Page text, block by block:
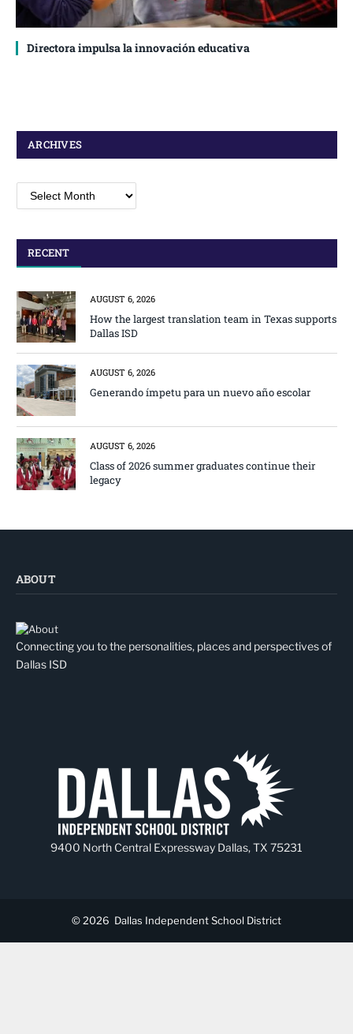
Directora impulsa la innovación educativa
ARCHIVES
RECENT
AUGUST 6, 2026
How the largest translation team in Texas supports
Dallas ISD
AUGUST 6, 2026
Generando ímpetu para un nuevo año escolar
AUGUST 6, 2026
Class of 2026 summer graduates continue their
legacy
ABOUT
Connecting you to the personalities, places and perspectives of
Dallas ISD
9400 North Central Expressway Dallas, TX 75231
© 2026 Dallas Independent School District